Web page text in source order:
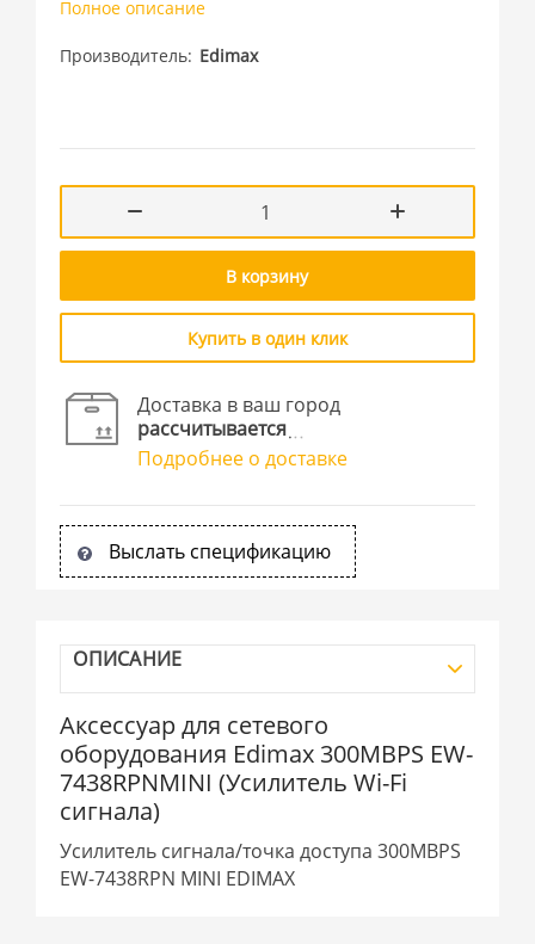
Полное описание
Производитель Edimax
В корзину
Купить в один клик
Доставка в ваш город
рассчитывается
Подробнее о доставке
Выслать спецификацию
ОПИСАНИЕ
Аксессуар для сетевого
оборудования Edimax 300MBPS EW-
7438RPNMINI (Усилитель Wi-Fi
сигнала)
Усилитель сигнала/точка доступа 300MBPS
EW-7438RPN MINI EDIMAX